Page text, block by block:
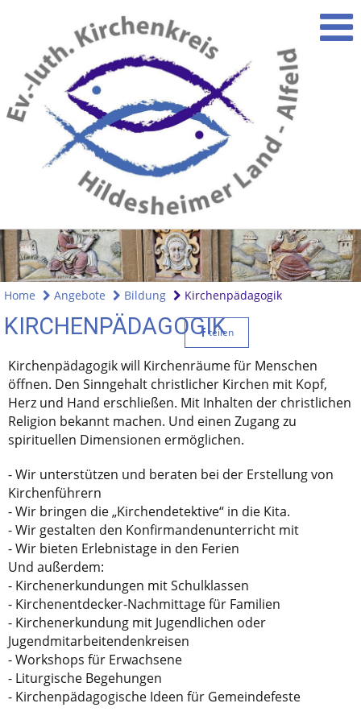
Home Angebote Bildung Kirchenpädagogik
KIRCHENPÄDAGOGIK
teilen
Kirchenpädagogik will Kirchenräume für Menschen
öffnen. Den Sinngehalt christlicher Kirchen mit Kopf,
Herz und Hand erschließen. Mit Inhalten der christlichen
Religion bekannt machen. Und einen Zugang zu
spirituellen Dimensionen ermöglichen.
- Wir unterstützen und beraten bei der Erstellung von
Kirchenführern
- Wir bringen die „Kirchendetektive“ in die Kita.
- Wir gestalten den Konfirmandenunterricht mit
- Wir bieten Erlebnistage in den Ferien
Und außerdem:
- Kirchenerkundungen mit Schulklassen
- Kirchenentdecker-Nachmittage für Familien
- Kirchenerkundung mit Jugendlichen oder
Jugendmitarbeitendenkreisen
- Workshops für Erwachsene
- Liturgische Begehungen
- Kirchenpädagogische Ideen für Gemeindefeste